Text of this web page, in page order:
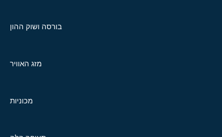
בורסה ושוק ההון
מזג האוויר
מכוניות